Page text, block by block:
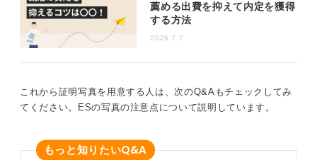
薦める出費を抑えて内定を獲得
する方法
2026.7.7
これから証明写真を用意する人は、次のQ&Aもチェックしてみ
てください。ESの写真の注意点について説明しています。
もっと知りたいQ&A